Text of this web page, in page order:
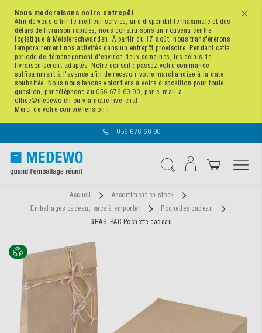
x
Nous modernisons notre entrepôt
Afin de vous offrir le meilleur service, une disponibilité maximale et des
délais de livraison rapides, nous construisons un nouveau centre
logistique à Meisterschwanden. À partir du 17 août, nous transférerons
temporairement nos activités dans un entrepôt provisoire. Pendant cette
période de déménagement d'environ deux semaines, les délais de
livraison seront adaptés. Notre conseil : passez votre commande
suffisamment à l'avance afin de recevoir votre marchandise à la date
souhaitée. Nous nous tenons volontiers à votre disposition pour toute
question, par téléphone au 056 676 60 90, par e-mail à
office@medewo.ch ou via notre live-chat.
Merci de votre compréhension !
056 676 60 90
Accueil
Assortiment en stock
Emballages cadeau, sacs à emporter
Pochettes cadeau
GRAS-PAC Pochette cadeau